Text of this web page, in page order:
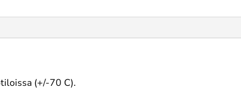
(+/-70 C).